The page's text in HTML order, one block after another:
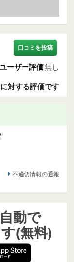
口コミを投稿
ユーザー評価無し
対する評価です
不適切情報の通報
動で
(無料)